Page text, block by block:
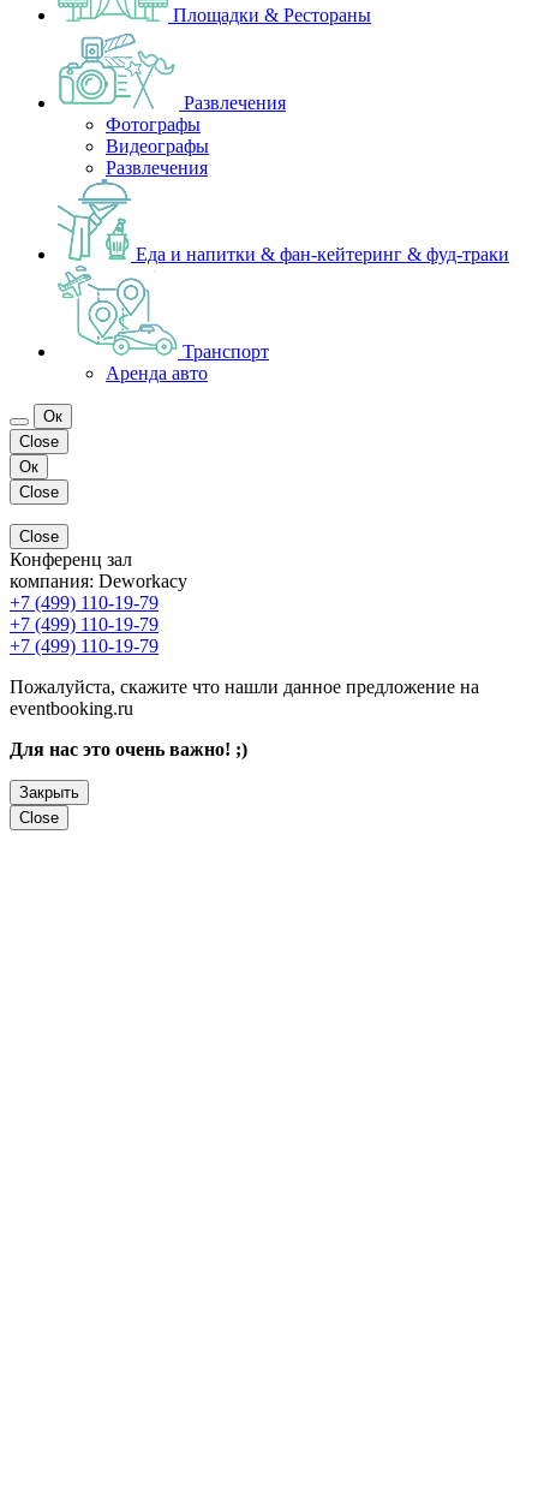
Площадки & Рестораны
Развлечения
Фотографы
Видеографы
Развлечения
Еда и напитки & фан-кейтеринг & фуд-траки
Транспорт
Аренда авто
Ок
Close
Ок
Close
Close
Конференц зал
компания: Deworkacy
+7 (499) 110-19-79
+7 (499) 110-19-79
+7 (499) 110-19-79
Пожалуйста, скажите что нашли данное предложение на
eventbooking.ru
Для нас это очень важно! ;)
Закрыть
Close